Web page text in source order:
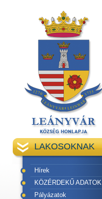
LAKOSOKNAK
Hírek
KÖZÉRDEKŰ ADATOK
Pályázatok